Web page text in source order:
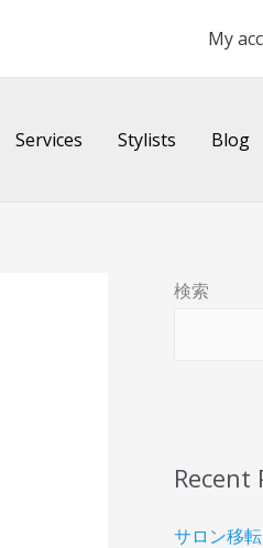
My
Services Stylists Blog
検索
Recent
サロン移